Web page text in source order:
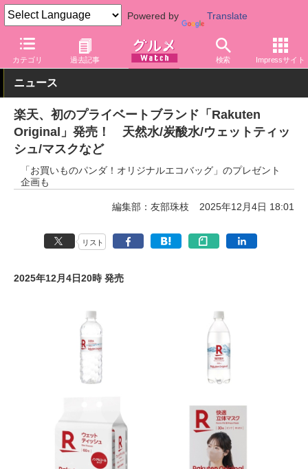
Powered by Translate
カテゴリ 過去記事 検索 Impressサイト
グルメ Watch サービス 通販
ニュース
楽天、初のプライベートブランド「Rakuten
Original」発売！ 天然水/炭酸水/ウェットティッ
シュ/マスクなど
「お買いものパンダ！オリジナルエコバッグ」のプレゼント
企画も
編集部：友部珠枝 2025年12月4日 18:01
リスト
2025年12月4日20時 発売